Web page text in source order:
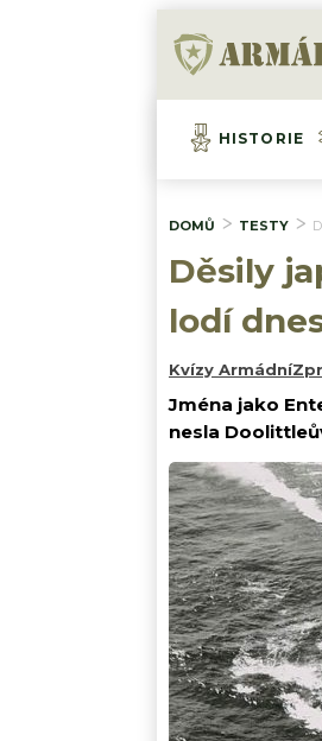
HISTORIE
DOMŮ TESTY
Děsily
lodí
Kvízy
Jména jako
nesla